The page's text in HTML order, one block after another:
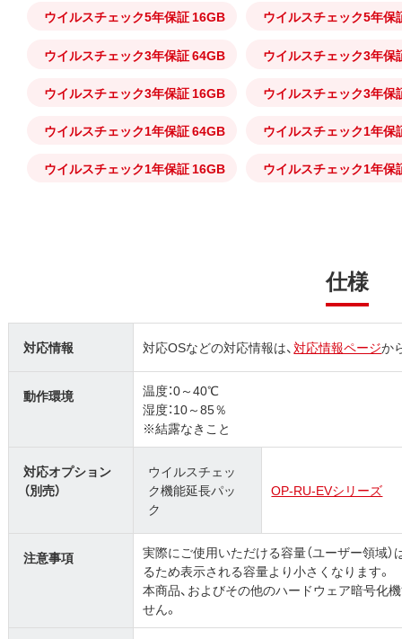
ウイルスチェック5年保証 16GB ウイルスチェック5年保
ウイルスチェック3年保証 64GB ウイルスチェック3年保
ウイルスチェック3年保証 16GB ウイルスチェック3年保
ウイルスチェック1年保証 64GB ウイルスチェック1年保
ウイルスチェック1年保証 16GB ウイルスチェック1年保
仕様
対応情報 対応OSなどの対応情報は、対応情報ページか
動作環境
温度：0～40℃
湿度：10～85％
※結露なきこと
対応オプション
（別売）
ウイルスチェッ
ク機能延長パッ
ク
OP-RU-EVシリーズ
注意事項
実際にご使用いただける容量（ユーザー領域
るため表示される容量より小さくなります。
本商品、およびその他のハードウェア暗号化
せん。